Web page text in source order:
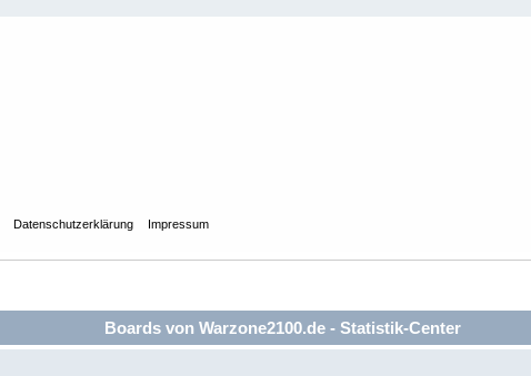
Datenschutzerklärung Impressum
Boards von Warzone2100.de - Statistik-Center